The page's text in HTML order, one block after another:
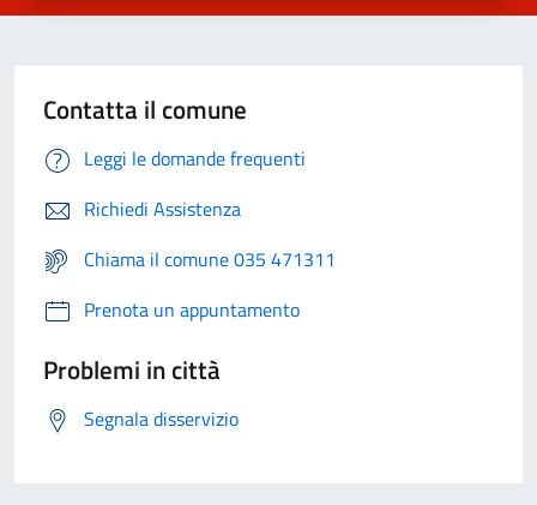
Contatta il comune
Leggi le domande frequenti
Richiedi Assistenza
Chiama il comune 035 471311
Prenota un appuntamento
Problemi in città
Segnala disservizio